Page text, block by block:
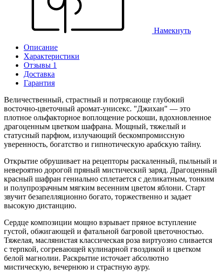
Намекнуть
Описание
Характеристики
Отзывы 1
Доставка
Гарантия
Величественный, страстный и потрясающе глубокий
восточно-цветочный аромат-унисекс. "Джихан" — это
плотное ольфакторное воплощение роскоши, вдохновленное
драгоценным цветком шафрана. Мощный, тяжелый и
статусный парфюм, излучающий бескомпромиссную
уверенность, богатство и гипнотическую арабскую тайну.
Открытие обрушивает на рецепторы раскаленный, пыльный и
невероятно дорогой пряный мистический заряд. Драгоценный
красный шафран гениально сплетается с деликатным, тонким
и полупрозрачным мягким весенним цветом яблони. Старт
звучит безапелляционно богато, торжественно и задает
высокую дистанцию.
Сердце композиции мощно взрывает пряное вступление
густой, обжигающей и фатальной багровой цветочностью.
Тяжелая, маслянистая классическая роза виртуозно сливается
с терпкой, согревающей кулинарной гвоздикой и цветком
белой магнолии. Раскрытие источает абсолютно
мистическую, вечернюю и страстную ауру.